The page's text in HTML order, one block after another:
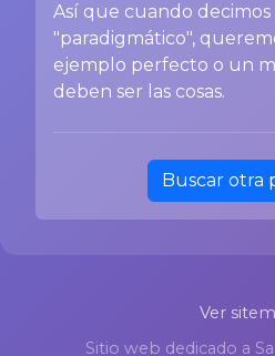
Así que cuando
"paradigmático",
ejemplo perfecto o un
deben ser las cosas.
Buscar otra
Ver
Sitio web dedicado a